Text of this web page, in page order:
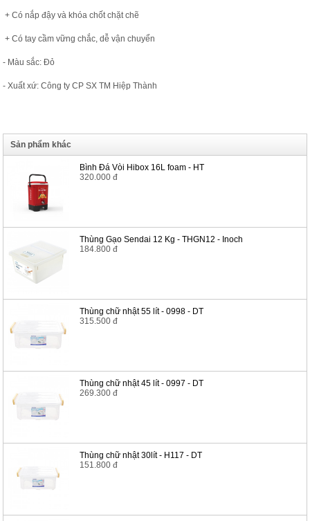
+ Có nắp đậy và khóa chốt chặt chẽ
+ Có tay cầm vững chắc, dễ vận chuyển
- Màu sắc: Đỏ
- Xuất xứ: Công ty CP SX TM Hiệp Thành
Sản phẩm khác
Bình Đá Vòi Hibox 16L foam - HT
320.000 đ
Thùng Gạo Sendai 12 Kg - THGN12 - Inoch
184.800 đ
Thùng chữ nhật 55 lít - 0998 - DT
315.500 đ
Thùng chữ nhật 45 lít - 0997 - DT
269.300 đ
Thùng chữ nhật 30lít - H117 - DT
151.800 đ